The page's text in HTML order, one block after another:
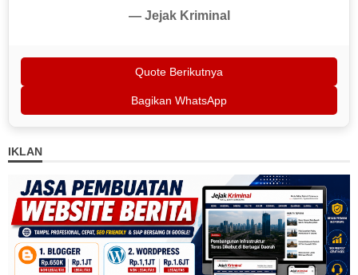
— Jejak Kriminal
Quote Berikutnya
Bagikan WhatsApp
IKLAN